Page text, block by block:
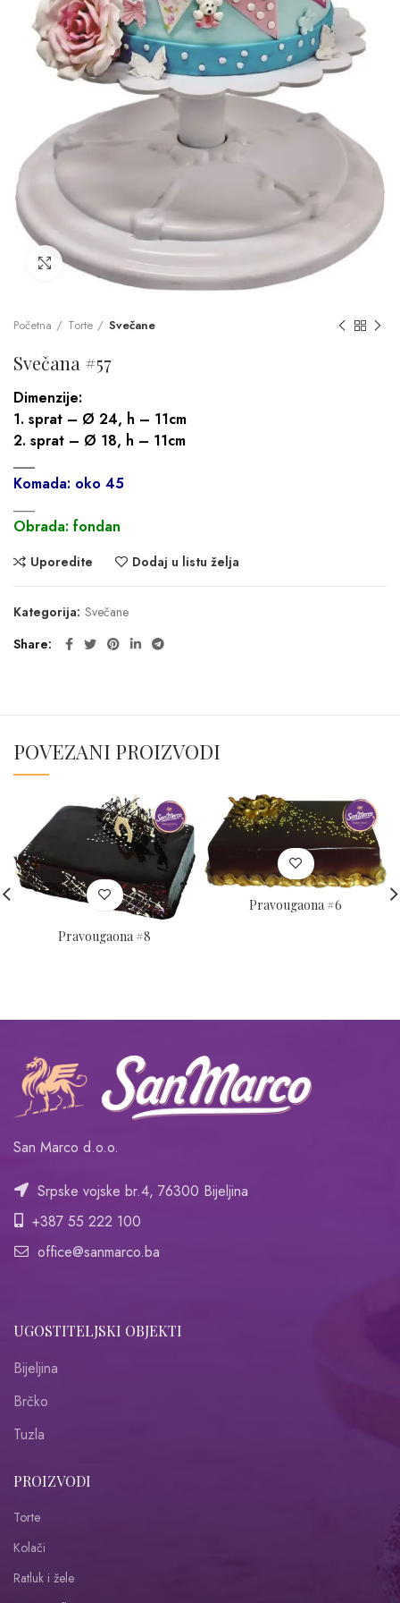
Click to enlarge
Početna Torte Svečane
Svečana #57
Dimenzije:
1. sprat – Ø 24, h – 11cm
2. sprat – Ø 18, h – 11cm
Komada: oko 45
Obrada: fondan
Uporedite Dodaj u listu želja
Kategorija: Svečane
Share
POVEZANI PROIZVODI
Pravougaona #8
Pravougaona #6
San Marco d.o.o.
Srpske vojske br.4, 76300 Bijeljina
+387 55 222 100
office@sanmarco.ba
UGOSTITELJSKI OBJEKTI
Bijeljina
Brčko
Tuzla
PROIZVODI
Torte
Kolači
Ratluk i žele